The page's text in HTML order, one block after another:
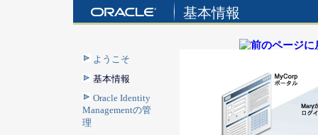
基本情報
ようこそ
基本情報
Oracle Identity
Managementの管
理